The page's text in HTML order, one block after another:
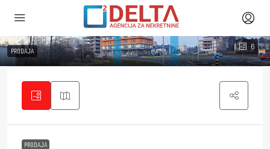
6
PRODAJA
PRODAJA